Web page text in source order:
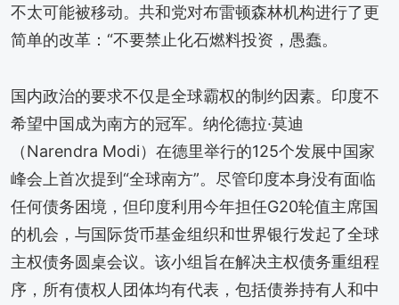
不太可能被移动。共和党对布雷顿森林机构进行了更
简单的改革：“不要禁止化石燃料投资，愚蠢。
国内政治的要求不仅是全球霸权的制约因素。印度不
希望中国成为南方的冠军。纳伦德拉·莫迪
（Narendra Modi）在德里举行的125个发展中国家
峰会上首次提到“全球南方”。尽管印度本身没有面临
任何债务困境，但印度利用今年担任G20轮值主席国
的机会，与国际货币基金组织和世界银行发起了全球
主权债务圆桌会议。该小组旨在解决主权债务重组程
序，所有债权人团体均有代表，包括债券持有人和中